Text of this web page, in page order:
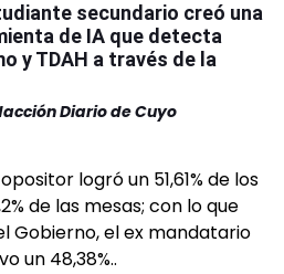
secundario creó una
de IA que detecta
y TDAH a través de la
Diario de Cuyo
logró un 51,61% de los
de las mesas; con lo que
Gobierno, el ex mandatario
un 48,38%..